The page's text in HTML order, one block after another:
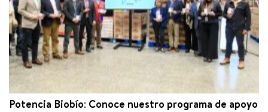
Potencia Biobío: Conoce nuestro programa de apoyo